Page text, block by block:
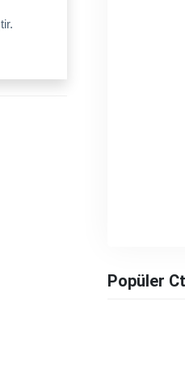
Popüler